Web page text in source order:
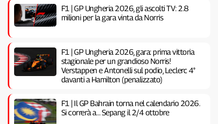
F1 | GP Ungheria 2026, gli ascolti TV: 2.8
milioni per la gara vinta da Norris
F1 | GP Ungheria 2026, gara: prima vittoria
stagionale per un grandioso Norris!
Verstappen e Antonelli sul podio, Leclerc 4°
davanti a Hamilton (penalizzato)
F1 | Il GP Bahrain torna nel calendario 2026.
Si correrà a… Sepang il 2/4 ottobre